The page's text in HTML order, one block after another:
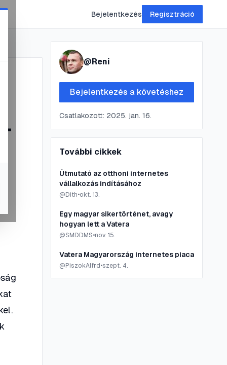
Bejelentkezés Regisztráció
@Reni
Bejelentkezés a követéshez
Csatlakozott: 2025. jan. 16.
További cikkek
Útmutató az otthoni internetes
vállalkozás indításához
@ Dith•okt. 13.
Egy magyar sikertörténet, avagy
hogyan lett a Vatera
@SMDDMS•nov. 15.
Vatera Magyarország internetes piaca
@ PiszokAlfrd •szept. 4.